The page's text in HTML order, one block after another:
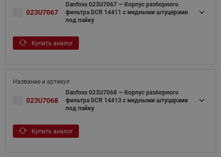
023U7067
Danfoss 023U7067 — Корпус разборного
фильтра DCR 14411 с медными штуцерами
под пайку
Купить аналог
023U7068
Danfoss 023U7068 — Корпус разборного
фильтра DCR 14413 с медными штуцерами
под пайку
Купить аналог